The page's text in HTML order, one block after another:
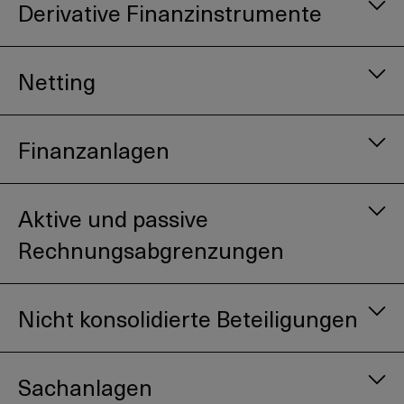
Derivative Finanzinstrumente
Netting
Finanzanlagen
Aktive und passive
Rechnungsabgrenzungen
Nicht konsolidierte Beteiligungen
Sachanlagen